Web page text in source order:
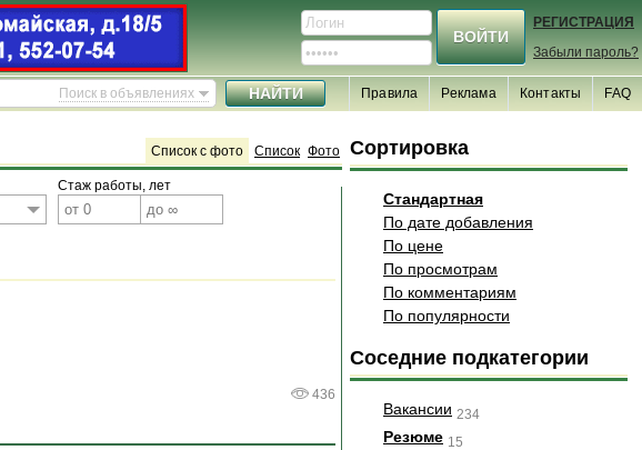
РЕГИСТРАЦИЯ
Забыли пароль?
Поиск в объявлениях FAQ
Контакты
Реклама
Правила
Список с фото Список Фото
Стаж работы, лет
436
Сортировка
Стандартная
По дате добавления
По цене
По просмотрам
По комментариям
По популярности
Соседние подкатегории
Вакансии 234
Резюме 15